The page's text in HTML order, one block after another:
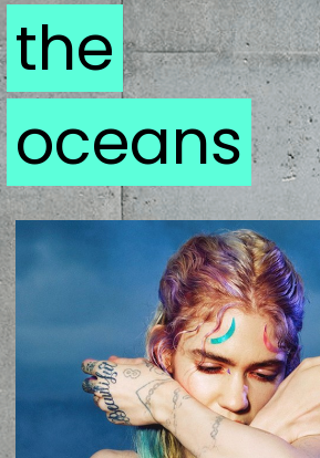
HIP
KULT
UTCA
ZENE
MÉDIAAJÁNLAT
IMPRESSZUM
PR-ARCHÍVUM
ADATKEZELÉSI
the
oceans